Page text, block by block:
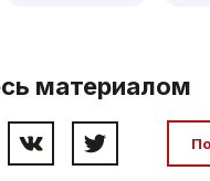
материалом